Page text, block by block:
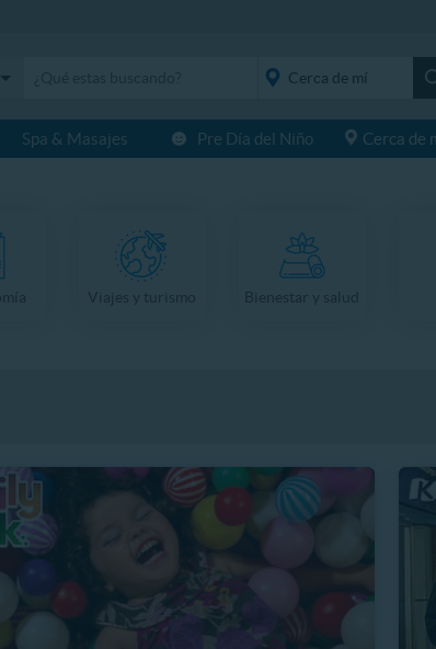
placeholder="Todo el
Spa & Masajes Pre Día del Niño Cerca de